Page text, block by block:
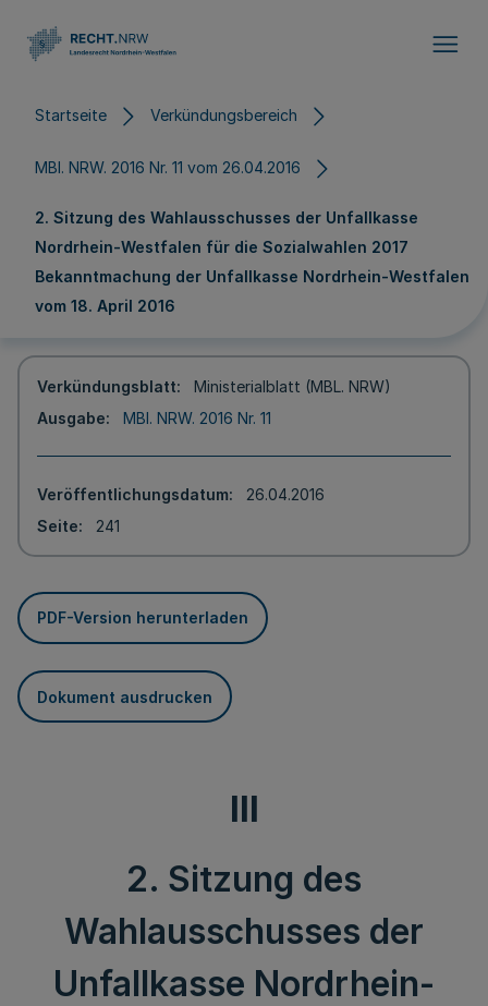
Startseite Verkündungsbereich
MBl. NRW. 2016 Nr. 11 vom 26.04.2016
2. Sitzung des Wahlausschusses der Unfallkasse
Nordrhein-Westfalen für die Sozialwahlen 2017
Bekanntmachung der Unfallkasse Nordrhein-Westfalen
vom 18. April 2016
Verkündungsblatt
Ministerialblatt (MBL. NRW)
Ausgabe
MBl. NRW. 2016 Nr. 11
Veröffentlichungsdatum
26.04.2016
Seite
241
PDF-Version herunterladen
Dokument ausdrucken
III
2. Sitzung des
Wahlausschusses der
Unfallkasse Nordrhein-